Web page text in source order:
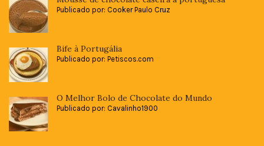
Publicado por: Cooker Paulo Cruz
Bife à Portugália
Publicado por: Petiscos.com
O Melhor Bolo de Chocolate do Mundo
Publicado por: Cavalinho1900